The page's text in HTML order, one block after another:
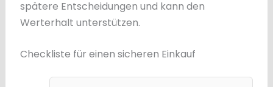
spätere Entscheidungen und kann den
Werterhalt unterstützen.
Checkliste für einen sicheren Einkauf